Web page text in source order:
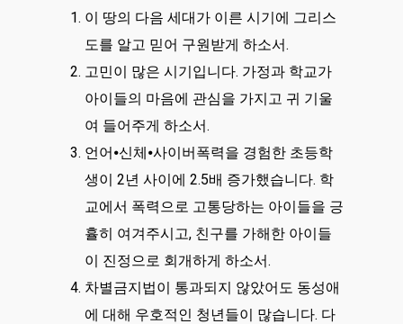
이 땅의 다음 세대가 이른 시기에 그리스
도를 알고 믿어 구원받게 하소서.
고민이 많은 시기입니다. 가정과 학교가
아이들의 마음에 관심을 가지고 귀 기울
여 들어주게 하소서.
언어⦁신체⦁사이버폭력을 경험한 초등학
생이 2년 사이에 2.5배 증가했습니다. 학
교에서 폭력으로 고통당하는 아이들을 긍
휼히 여겨주시고, 친구를 가해한 아이들
이 진정으로 회개하게 하소서.
차별금지법이 통과되지 않았어도 동성애
에 대해 우호적인 청년들이 많습니다. 다